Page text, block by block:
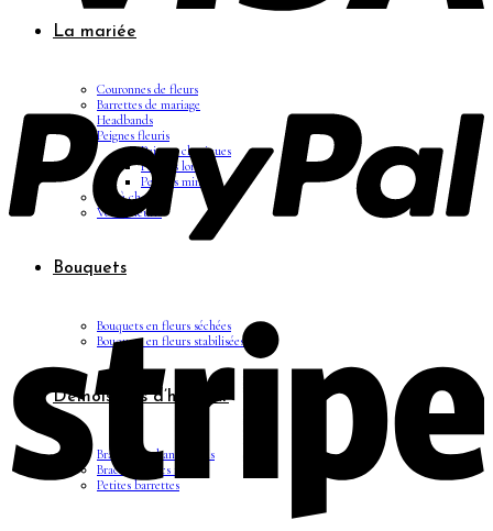
La mariée
Couronnes de fleurs
Barrettes de mariage
Headbands
Peignes fleuris
Peignes classiques
Peignes longs
Peignes minis
Pics à cheveux
Voiles fleuris
Bouquets
Bouquets en fleurs séchées
Bouquets en fleurs stabilisées
Demoiselles d’honneur
Bracelets rubans fleuris
Bracelets joncs fleuris
Petites barrettes